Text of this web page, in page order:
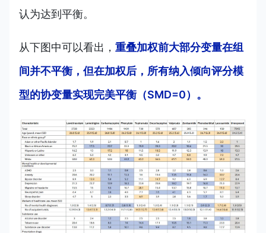
认为达到平衡。
从下图中可以看出， 重叠加权前大部分变量在组
间并不平衡，但在加权后，所有纳入倾向评分模
型的协变量实现完美平衡（SMD=0）。